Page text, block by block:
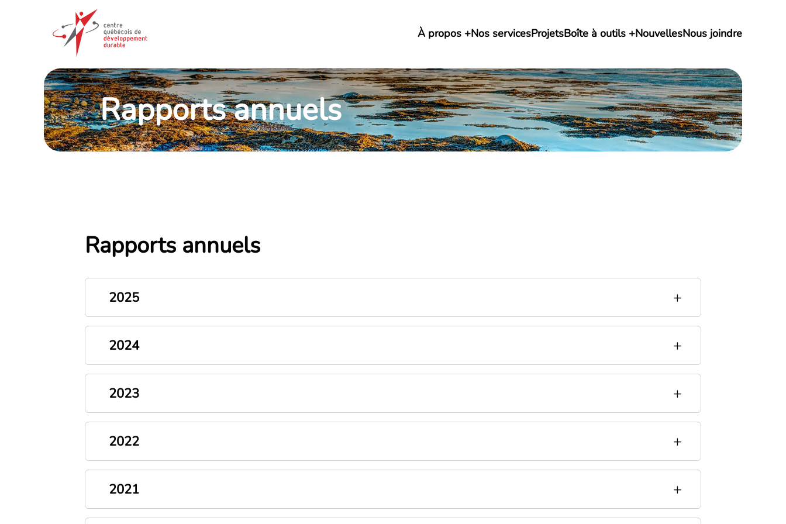
À propos Nos servicesProjetsBoîte à outils NouvellesNous joindre
Rapports annuels
Rapports annuels
2025
2024
2023
2022
2021